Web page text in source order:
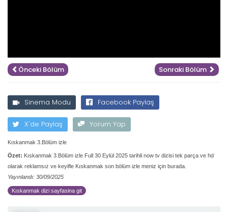
Önceki Bölüm Sonraki Bölüm
Sinema Modu Facebook Paylaş
X'de Paylaş Yorum Yap
Kıskanmak 3.Bölüm izle
Özet: Kıskanmak 3.Bölüm izle Full 30 Eylül 2025 tarihli now tv dizisi tek parça ve hd
olarak reklamsız ve keyifle Kıskanmak son bölüm izle meniz için burada.
Yayınlandı: 30/09/2025
Kıskanmak dizi sayfasina git